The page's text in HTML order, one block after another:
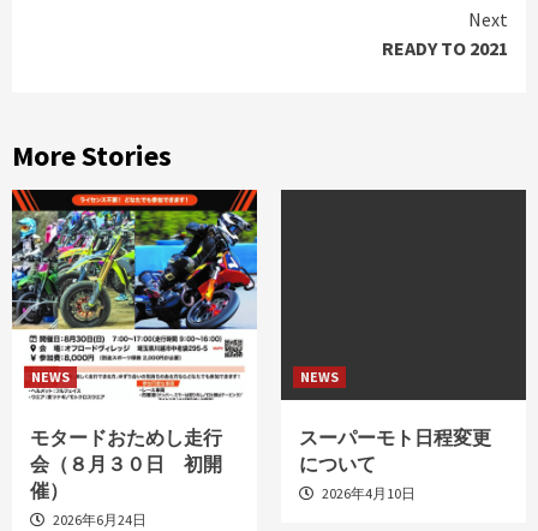
Next
READY TO 2021
More Stories
NEWS
モタードおためし走行
会（８月３０日 初開
催）
2026年6月24日
NEWS
スーパーモト日程変更
について
2026年4月10日